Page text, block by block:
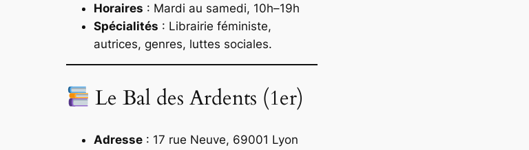
Horaires : Mardi au samedi, 10h–19h
Spécialités : Librairie féministe,
autrices, genres, luttes sociales.
Le Bal des Ardents (1er)
Adresse : 17 rue Neuve, 69001 Lyon